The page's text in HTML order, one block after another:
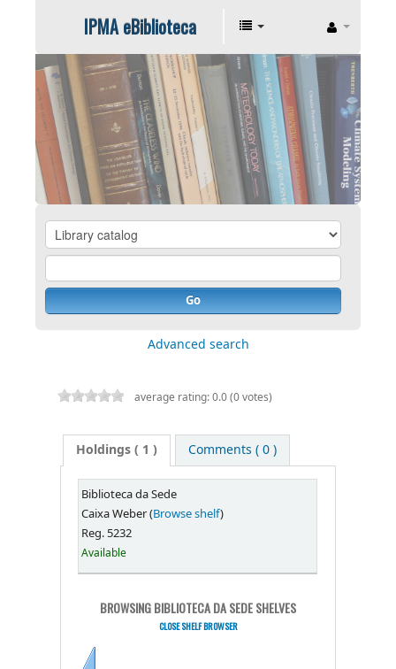
IPMA eBiblioteca
Go
Advanced search
average rating: 0.0 (0 votes)
Holdings( 1 ) Comments ( 0 )
Biblioteca da Sede
Caixa Weber (Browse shelf)
Reg. 5232
Available
BROWSING BIBLIOTECA DA SEDE SHELVES
CLOSE SHELF BROWSER